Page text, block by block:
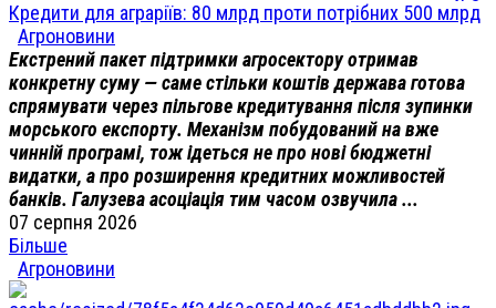
Кредити для аграріїв: 80 млрд проти потрібних 500 млрд
Агроновини
Екстрений пакет підтримки агросектору отримав
конкретну суму — саме стільки коштів держава готова
спрямувати через пільгове кредитування після зупинки
морського експорту. Механізм побудований на вже
чинній програмі, тож ідеться не про нові бюджетні
видатки, а про розширення кредитних можливостей
банків. Галузева асоціація тим часом озвучила ...
07 серпня 2026
Більше
Агроновини